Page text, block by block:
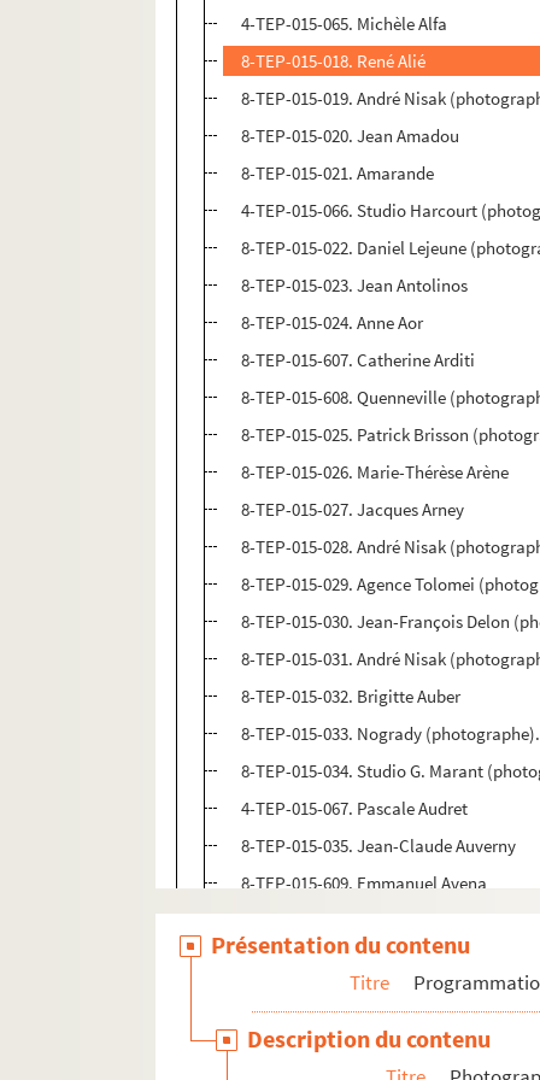
4-TEP-015-065. Michèle Alfa
8-TEP-015-018. René Alié
8-TEP-015-019. André Nisak
8-TEP-015-020. Jean Amadou
8-TEP-015-021. Amarande
4-TEP-015-066. Studio Harcourt
8-TEP-015-022. Daniel Lejeune
8-TEP-015-023. Jean Antolinos
8-TEP-015-024. Anne Aor
8-TEP-015-607. Catherine Arditi
8-TEP-015-608. Quenneville
8-TEP-015-025. Patrick Brisson
8-TEP-015-026. Marie-Thérèse Arène
8-TEP-015-027. Jacques Arney
8-TEP-015-028. André Nisak
8-TEP-015-029. Agence Tolomei
8-TEP-015-030. Jean-François Delon
8-TEP-015-031. André Nisak
8-TEP-015-032. Brigitte Auber
8-TEP-015-033. Nogrady
8-TEP-015-034. Studio G. Marant
4-TEP-015-067. Pascale Audret
8-TEP-015-035. Jean-Claude Auverny
8-TEP-015-609. Emmanuel Avena
8-TEP-015-036. Sophie Avon
8-TEP-015-037. Studio Hollywood
8-TEP-015-038. André Nisak
8-TEP-015-652. Roland Bailly
4-TEP-015-068. Francette Levieux
Présentation du contenu
Titre
Description du contenu